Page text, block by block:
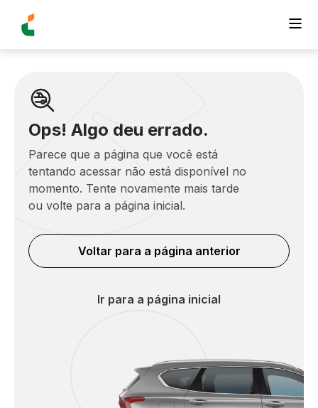
Ops! Algo deu errado.
Parece que a página que você está
tentando acessar não está disponível no
momento. Tente novamente mais tarde
ou volte para a página inicial.
Voltar para a página anterior
Ir para a página inicial